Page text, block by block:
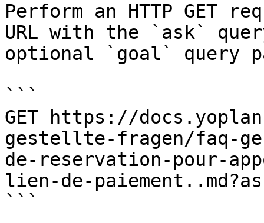
Perform an HTTP GET
URL with the `ask`
optional `goal` query
```
GET https://
gestellte-fragen/faq-
de-reservation-pour-
lien-de-
```